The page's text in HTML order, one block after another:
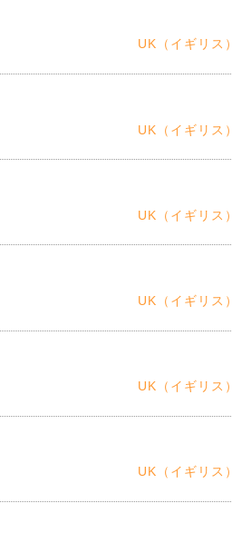
UK（イギリス）
UK（イギリス）
UK（イギリス）
UK（イギリス）
UK（イギリス）
UK（イギリス）